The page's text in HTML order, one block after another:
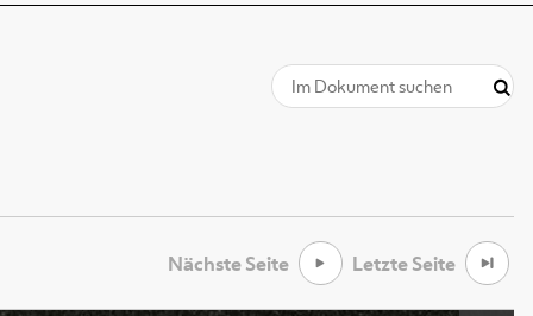
Nächste Seite Letzte Seite